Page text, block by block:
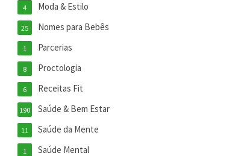
Moda & Estilo
4
Nomes para Bebês
25
Parcerias
1
Proctologia
8
Receitas Fit
6
Saúde & Bem Estar
190
Saúde da Mente
11
Saúde Mental
1